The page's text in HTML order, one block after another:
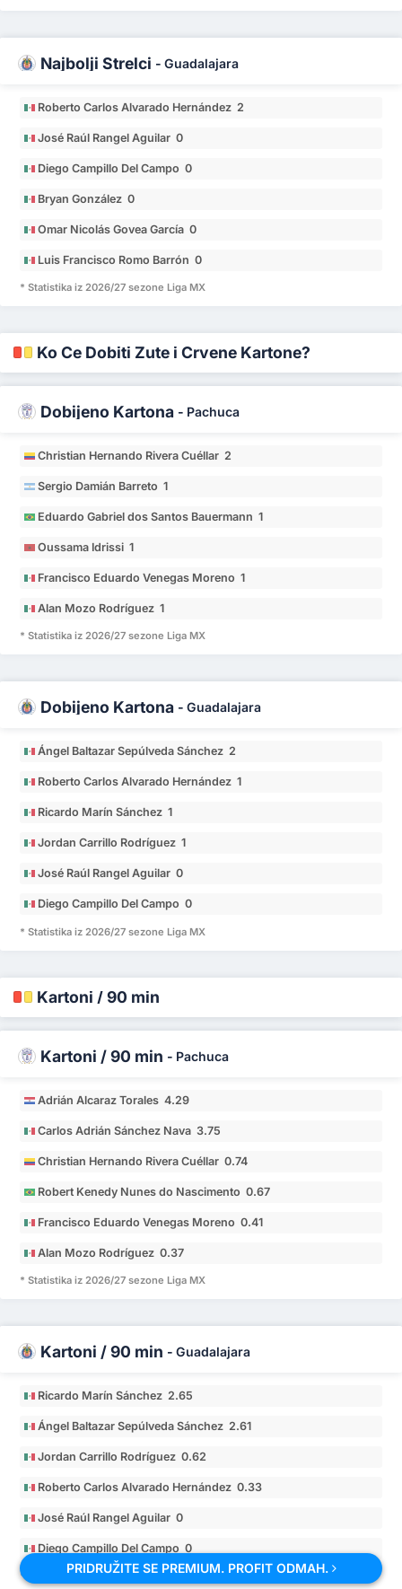
Najbolji Strelci - Guadalajara
Roberto Carlos Alvarado Hernández 2
José Raúl Rangel Aguilar 0
Diego Campillo Del Campo 0
Bryan González 0
Omar Nicolás Govea García 0
Luis Francisco Romo Barrón 0
* Statistika iz 2026/27 sezone Liga MX
Ko Će Dobiti Žute i Crvene Kartone?
Dobijeno Kartona - Pachuca
Christian Hernando Rivera Cuéllar 2
Sergio Damián Barreto 1
Eduardo Gabriel dos Santos Bauermann 1
Oussama Idrissi 1
Francisco Eduardo Venegas Moreno 1
Alan Mozo Rodríguez 1
* Statistika iz 2026/27 sezone Liga MX
Dobijeno Kartona - Guadalajara
Ángel Baltazar Sepúlveda Sánchez 2
Roberto Carlos Alvarado Hernández 1
Ricardo Marín Sánchez 1
Jordan Carrillo Rodríguez 1
José Raúl Rangel Aguilar 0
Diego Campillo Del Campo 0
* Statistika iz 2026/27 sezone Liga MX
Kartoni / 90 min
Kartoni / 90 min - Pachuca
Adrián Alcaraz Torales 4.29
Carlos Adrián Sánchez Nava 3.75
Christian Hernando Rivera Cuéllar 0.74
Robert Kenedy Nunes do Nascimento 0.67
Francisco Eduardo Venegas Moreno 0.41
Alan Mozo Rodríguez 0.37
* Statistika iz 2026/27 sezone Liga MX
Kartoni / 90 min - Guadalajara
Ricardo Marín Sánchez 2.65
Ángel Baltazar Sepúlveda Sánchez 2.61
Jordan Carrillo Rodríguez 0.62
Roberto Carlos Alvarado Hernández 0.33
José Raúl Rangel Aguilar 0
Diego Campillo Del Campo 0
* Statistika iz 2026/27 sezone Liga MX
PRIDRUŽITE SE PREMIUM. PROFIT ODMAH.